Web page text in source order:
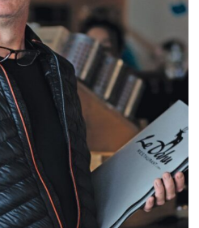
a véritablement débuté
», à Neuchâtel,
les montagnes avec le
cet article
2026, V for